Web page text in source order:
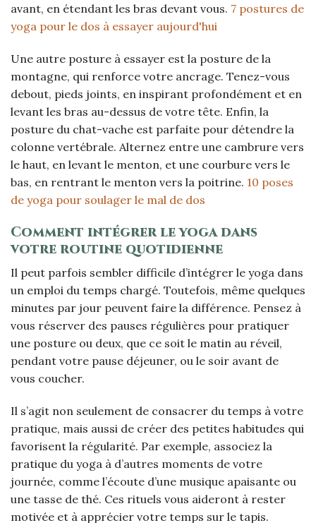
avant, en étendant les bras devant vous. 7 postures de
yoga pour le dos à essayer aujourd'hui
Une autre posture à essayer est la posture de la
montagne, qui renforce votre ancrage. Tenez-vous
debout, pieds joints, en inspirant profondément et en
levant les bras au-dessus de votre tête. Enfin, la
posture du chat-vache est parfaite pour détendre la
colonne vertébrale. Alternez entre une cambrure vers
le haut, en levant le menton, et une courbure vers le
bas, en rentrant le menton vers la poitrine. 10 poses
de yoga pour soulager le mal de dos
Comment intégrer le yoga dans
votre routine quotidienne
Il peut parfois sembler difficile d’intégrer le yoga dans
un emploi du temps chargé. Toutefois, même quelques
minutes par jour peuvent faire la différence. Pensez à
vous réserver des pauses régulières pour pratiquer
une posture ou deux, que ce soit le matin au réveil,
pendant votre pause déjeuner, ou le soir avant de
vous coucher.
Il s’agit non seulement de consacrer du temps à votre
pratique, mais aussi de créer des petites habitudes qui
favorisent la régularité. Par exemple, associez la
pratique du yoga à d’autres moments de votre
journée, comme l’écoute d’une musique apaisante ou
une tasse de thé. Ces rituels vous aideront à rester
motivée et à apprécier votre temps sur le tapis.